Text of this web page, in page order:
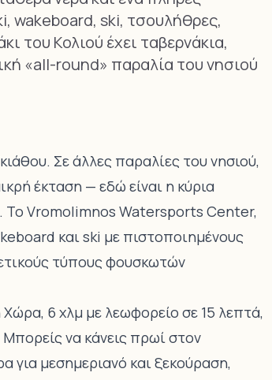
wakeboard, ski, τσουλήθρες,
του Κολιού έχει ταβερνάκια,
«all-round» παραλία του νησιού
Σε άλλες παραλίες του νησιού,
έκταση — εδώ είναι η κύρια
Το Vromolimnos Watersports Center,
και ski με πιστοποιημένους
τύπους φουσκωτών
Χώρα, 6 χλμ με λεωφορείο σε 15 λεπτά,
Μπορείς να κάνεις πρωί στον
για μεσημεριανό και ξεκούραση,